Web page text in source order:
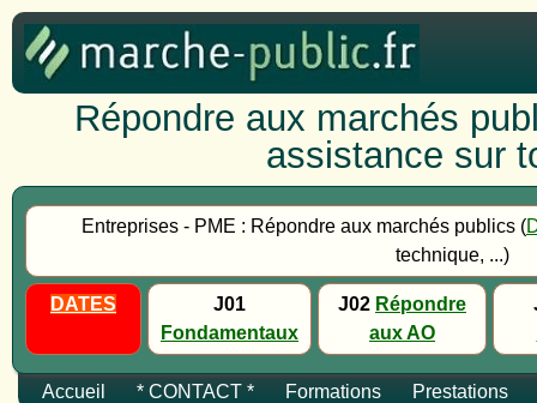
Répondre aux marchés
assistance sur
Entreprises - PME : Répondre aux marchés publics (
technique, ...)
DATES
J01
Fondamentaux
J02 Répondre
aux AO
Accueil * CONTACT * Formations Prestations